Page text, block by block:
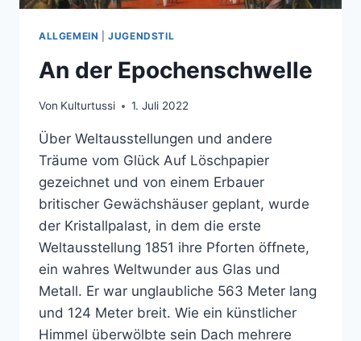
ALLGEMEIN |JUGENDSTIL
An der Epochenschwelle
Von Kulturtussi 1. Juli 2022
Über Weltausstellungen und andere
Träume vom Glück Auf Löschpapier
gezeichnet und von einem Erbauer
britischer Gewächshäuser geplant, wurde
der Kristallpalast, in dem die erste
Weltausstellung 1851 ihre Pforten öffnete,
ein wahres Weltwunder aus Glas und
Metall. Er war unglaubliche 563 Meter lang
und 124 Meter breit. Wie ein künstlicher
Himmel überwölbte sein Dach mehrere